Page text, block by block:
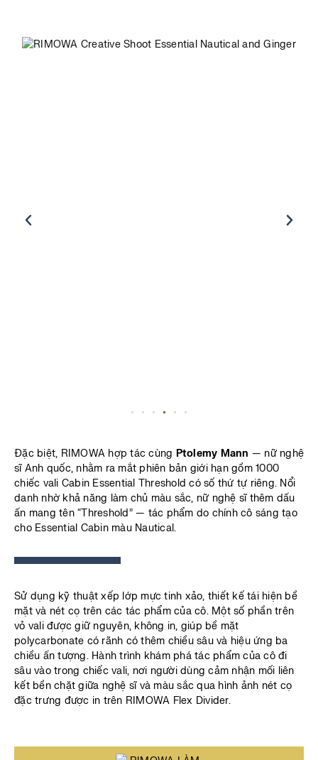
Đặc biệt, RIMOWA hợp tác cùng Ptolemy Mann — nữ nghệ
sĩ Anh quốc, nhằm ra mắt phiên bản giới hạn gồm 1000
chiếc vali Cabin Essential Threshold có số thứ tự riêng. Nổi
danh nhờ khả năng làm chủ màu sắc, nữ nghệ sĩ thêm dấu
ấn mang tên “Threshold” — tác phẩm do chính cô sáng tạo
cho Essential Cabin màu Nautical.
Sử dụng kỹ thuật xếp lớp mực tinh xảo, thiết kế tái hiện bề
mặt và nét cọ trên các tác phẩm của cô. Một số phần trên
vỏ vali được giữ nguyên, không in, giúp bề mặt
polycarbonate có rãnh có thêm chiều sâu và hiệu ứng ba
chiều ấn tượng. Hành trình khám phá tác phẩm của cô đi
sâu vào trong chiếc vali, nơi người dùng cảm nhận mối liên
kết bền chặt giữa nghệ sĩ và màu sắc qua hình ảnh nét cọ
đặc trưng được in trên RIMOWA Flex Divider.